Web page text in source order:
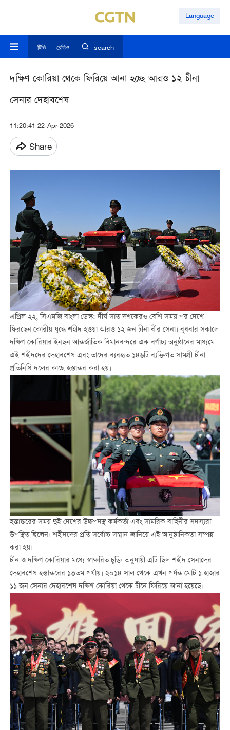
Language
টিভি রেডিও search
দক্ষিণ কোরিয়া থেকে ফিরিয়ে আনা হচ্ছে আরও ১২ চীনা
সেনার দেহাবশেষ
11:20:41 22-Apr-2026
Share
এপ্রিল ২২, সিএমজি বাংলা ডেস্ক: দীর্ঘ সাত দশকেরও বেশি সময় পর দেশে
ফিরছেন কোরীয় যুদ্ধে শহীদ হওয়া আরও ১২ জন চীনা বীর সেনা। বুধবার সকালে
দক্ষিণ কোরিয়ার ইনছন আন্তর্জাতিক বিমানবন্দরে এক বর্ণাঢ্য অনুষ্ঠানের মাধ্যমে
এই শহীদদের দেহাবশেষ এবং তাদের ব্যবহৃত ১৪৬টি ব্যক্তিগত সামগ্রী চীনা
প্রতিনিধি দলের কাছে হস্তান্তর করা হয়।
হস্তান্তরের সময় দুই দেশের উচ্চপদস্থ কর্মকর্তা এবং সামরিক বাহিনীর সদস্যরা
উপস্থিত ছিলেন। শহীদদের প্রতি সর্বোচ্চ সম্মান জানিয়ে এই আনুষ্ঠানিকতা সম্পন্ন
করা হয়।
চীন ও দক্ষিণ কোরিয়ার মধ্যে স্বাক্ষরিত চুক্তি অনুযায়ী এটি ছিল শহীদ সেনাদের
দেহাবশেষ হস্তান্তরের ১৩তম পর্যায়। ২০১৪ সাল থেকে এখন পর্যন্ত মোট ১ হাজার
১১ জন সেনার দেহাবশেষ দক্ষিণ কোরিয়া থেকে চীনে ফিরিয়ে আনা হয়েছে।